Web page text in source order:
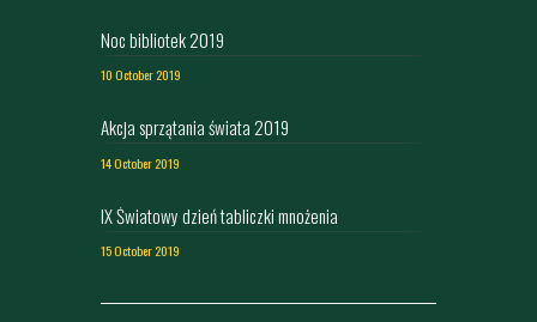
Noc bibliotek 2019
10 October 2019
Akcja sprzątania świata 2019
14 October 2019
IX Światowy dzień tabliczki mnożenia
15 October 2019